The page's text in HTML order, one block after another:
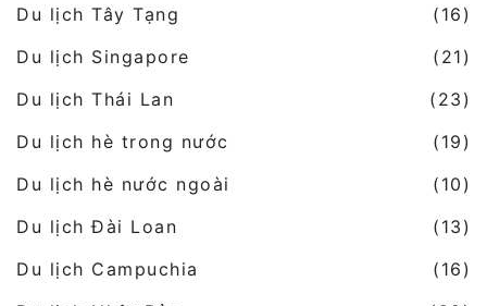
Du lịch Tây Tạng
(16)
Du lịch Singapore
(21)
Du lịch Thái Lan
(23)
Du lịch hè trong nước
(19)
Du lịch hè nước ngoài
(10)
Du lịch Đài Loan
(13)
Du lịch Campuchia
(16)